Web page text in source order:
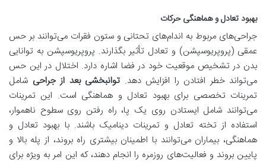
بهبود تعادل و هماهنگی حرکات
جراحی‌های مربوط به اندام‌های تحتانی و ستون فقرات می‌توانند بر حس
عمقی (پروپریوسپشن) و تعادل تأثیر بگذارند. پروپریوسپشن به توانایی
بدن در تشخیص موقعیت خود در فضا اشاره دارد. اختلال در این حس
می‌تواند خطر افتادن را افزایش دهد. توانبخشی بعد از جراحی شامل
تمرینات تخصصی برای بهبود تعادل و هماهنگی است. این تمرینات
می‌توانند شامل ایستادن روی یک پا، راه رفتن روی سطوح ناهموار،
استفاده از تخته تعادل و تمرینات دینامیک باشند. با بهبود تعادل و
هماهنگی، بیماران می‌توانند با اطمینان بیشتری راه بروند، از پله بالا و
پایین بروند و فعالیت‌های روزمره را انجام دهند، که این امر به ویژه برای